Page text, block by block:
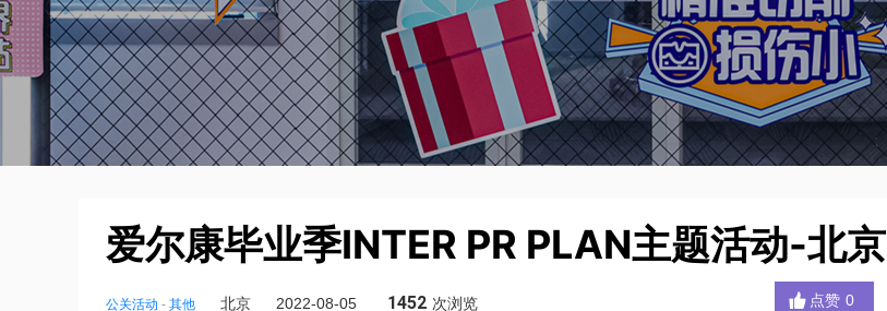
爱尔康毕业季INTER PR PLAN主题活动-北京
公关活动 - 其他 北京 2022-08-05 1452 次浏览 点赞 0